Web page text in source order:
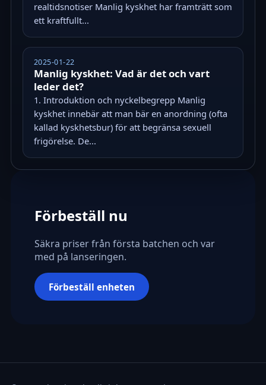
realtidsnotiser Manlig kyskhet har framträtt som
ett kraftfullt...
2025-01-22
Manlig kyskhet: Vad är det och vart
leder det?
1. Introduktion och nyckelbegrepp Manlig
kyskhet innebär att man bär en anordning (ofta
kallad kyskhetsbur) för att begränsa sexuell
frigörelse. De...
Förbeställ nu
Säkra priser från första batchen och var
med på lanseringen.
Förbeställ enheten